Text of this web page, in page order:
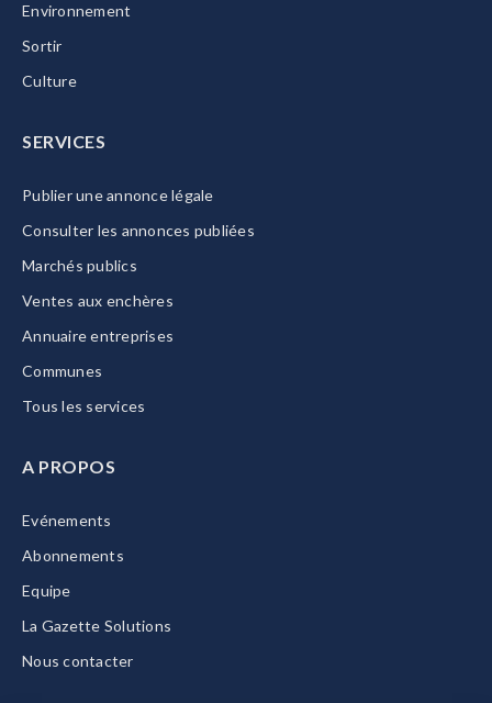
Environnement
Sortir
Culture
SERVICES
Publier une annonce légale
Consulter les annonces publiées
Marchés publics
Ventes aux enchères
Annuaire entreprises
Communes
Tous les services
A PROPOS
Evénements
Abonnements
Equipe
La Gazette Solutions
Nous contacter